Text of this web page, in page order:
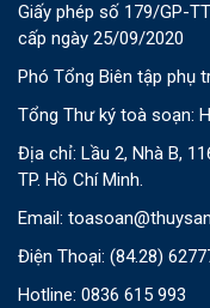
Giấy phép số 179/GP-
cấp ngày 25/09/2020
Phó Tổng Biên tập phụ
Tổng Thư ký toà soạn:
Địa chỉ: Lầu 2, Nhà B,
TP. Hồ Chí Minh.
Email:
Điện Thoại: (84.28)
Hotline: 0836 615 993